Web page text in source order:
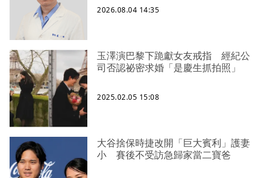
2026.08.04 14:35
玉澤演巴黎下跪獻女友戒指 經紀公
司否認祕密求婚「是慶生抓拍照」
2025.02.05 15:08
大谷捨保時捷改開「巨大賓利」護妻
小 賽後不受訪急歸家當二寶爸